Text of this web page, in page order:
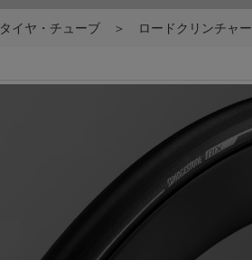
タイヤ・チューブ ロードクリンチャー